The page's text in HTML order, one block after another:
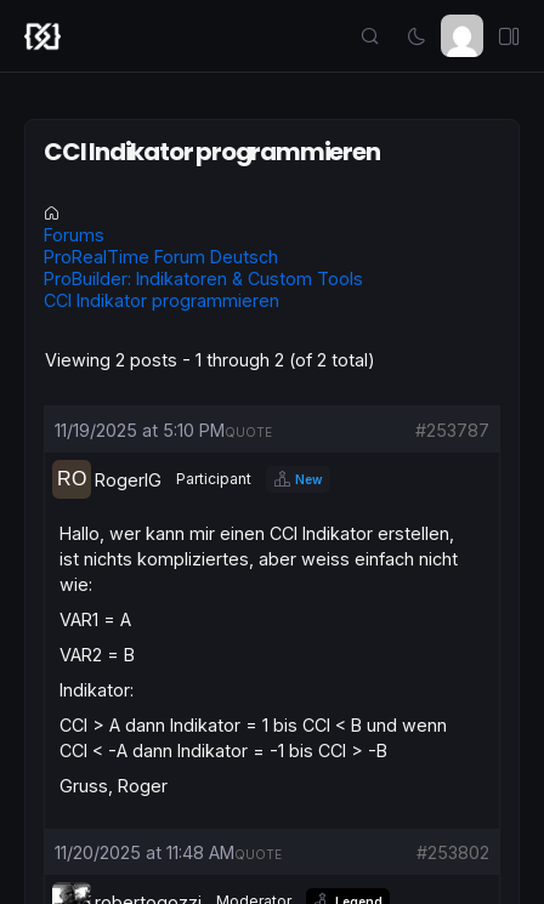
CCI Indikator programmieren
Forums
ProRealTime Forum Deutsch
ProBuilder: Indikatoren & Custom Tools
CCI Indikator programmieren
Viewing 2 posts - 1 through 2 (of 2 total)
11/19/2025 at 5:10 PM #253787
QUOTE
RogerIG Participant New
Hallo, wer kann mir einen CCI Indikator erstellen,
ist nichts kompliziertes, aber weiss einfach nicht
wie:
VAR1 = A
VAR2 = B
Indikator:
CCI > A dann Indikator = 1 bis CCI < B und wenn
CCI < -A dann Indikator = -1 bis CCI > -B
Gruss, Roger
11/20/2025 at 11:48 AM #253802
QUOTE